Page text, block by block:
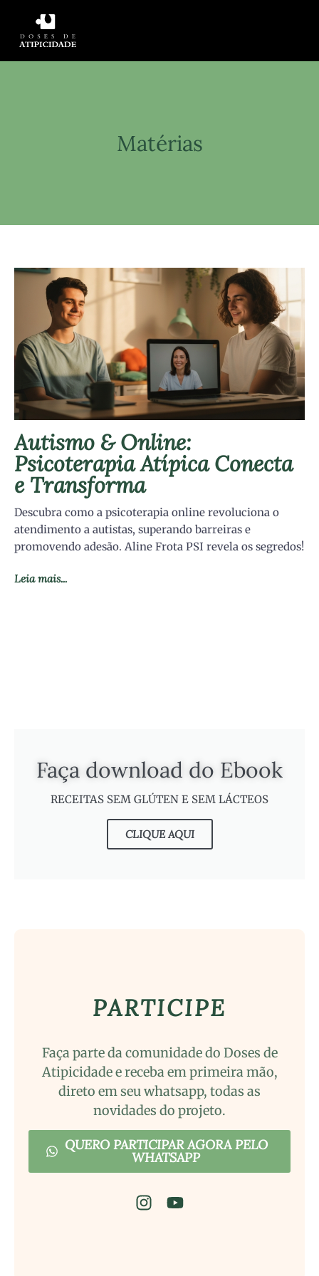
Matérias
Autismo & Online:
Psicoterapia Atípica Conecta
e Transforma
Descubra como a psicoterapia online revoluciona o
atendimento a autistas, superando barreiras e
promovendo adesão. Aline Frota PSI revela os segredos!
Leia mais...
Faça download do Ebook
RECEITAS SEM GLÚTEN E SEM LÁCTEOS
CLIQUE AQUI
PARTICIPE
Faça parte da comunidade do Doses de
Atipicidade e receba em primeira mão,
direto em seu whatsapp, todas as
novidades do projeto.
QUERO PARTICIPAR AGORA PELO
WHATSAPP